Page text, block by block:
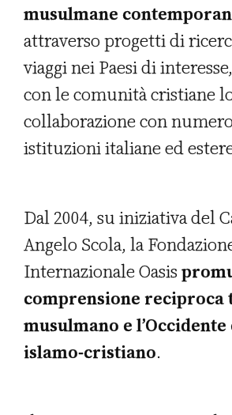
musulmane
attraverso progetti di
viaggi nei Paesi di
con le comunità cristiane
collaborazione con
istituzioni italiane ed
Dal 2004, su iniziativa del
Angelo Scola, la
Internazionale Oasis
comprensione reciproca
musulmano e
islamo-cristiano.